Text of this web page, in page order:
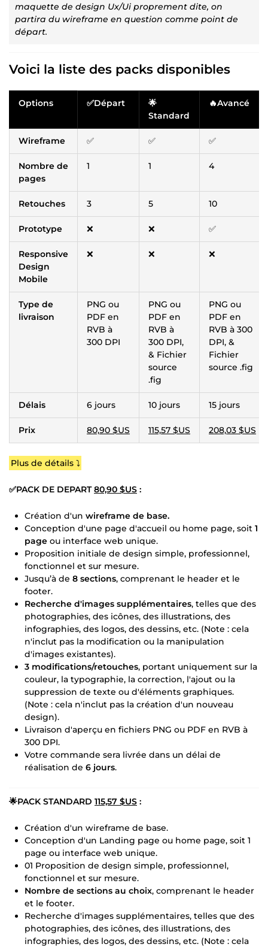
maquette de design Ux/Ui proprement dite, on
partira du wireframe en question comme point de
départ.
Voici la liste des packs disponibles
Options ✅Départ
🌟
Standard
🔥Avancé
Wireframe ✅ ✅ ✅
Nombre de
pages
1 1 4
Retouches 3 5 10
Prototype ❌ ❌ ✅
Responsive
Design
Mobile
❌ ❌ ❌
Type de
livraison
PNG ou
PDF en
RVB à
300 DPI
PNG ou
PDF en
RVB à
300 DPI,
& Fichier
source
.fig
PNG ou
PDF en
RVB à 300
DPI, &
Fichier
source .fig
Délais 6 jours 10 jours 15 jours
Prix 80,90 $US 115,57 $US 208,03 $US
Plus de détails ⤵️
✅PACK DE DEPART80,90 $US :
Création d'un wireframe de base.
Conception d'une page d'accueil ou home page, soit 1
page ou interface web unique.
Proposition initiale de design simple, professionnel,
fonctionnel et sur mesure.
Jusqu’à de 8 sections, comprenant le header et le
footer.
Recherche d'images supplémentaires, telles que des
photographies, des icônes, des illustrations, des
infographies, des logos, des dessins, etc. (Note : cela
n'inclut pas la modification ou la manipulation
d'images existantes).
3 modifications/retouches, portant uniquement sur la
couleur, la typographie, la correction, l'ajout ou la
suppression de texte ou d'éléments graphiques.
(Note : cela n'inclut pas la création d'un nouveau
design).
Livraison d'aperçu en fichiers PNG ou PDF en RVB à
300 DPI.
Votre commande sera livrée dans un délai de
réalisation de 6 jours.
🌟PACK STANDARD 115,57 $US :
Création d'un wireframe de base.
Conception d'un Landing page ou home page, soit 1
page ou interface web unique.
01 Proposition de design simple, professionnel,
fonctionnel et sur mesure.
Nombre de sections au choix, comprenant le header
et le footer.
Recherche d'images supplémentaires, telles que des
photographies, des icônes, des illustrations, des
infographies, des logos, des dessins, etc. (Note : cela